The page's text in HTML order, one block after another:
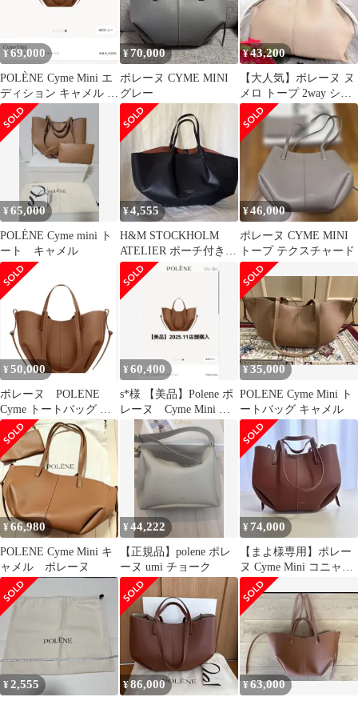
¥69,000
POLÈNE Cyme Mini エ
ディション キャメル テ
クスチャード
¥70,000
ポレーヌ CYME MINI
グレー
¥43,200
【大人気】ポレーヌ ヌ
メロ トープ 2way ショ
ルダーバッグ ハンドバ
ッグ
¥65,000
POLÈNE Cyme mini ト
ート キャメル
¥4,555
H&M STOCKHOLM
ATELIER ポーチ付きシ
ョッパー トートバッグ
¥46,000
ポレーヌ CYME MINI
トープ テクスチャード
¥ 50,000
ポレーヌ POLENE
Cyme トートバッグ ブ
ラウン
¥60,400
s*様 【美品】Polene ポ
レーヌ Cyme Mini キ
ャメル テクスチャ
¥35,000
POLENE Cyme Mini ト
ートバッグ キャメル
¥66,980
POLENE Cyme Mini キ
ャメル ポレーヌ
¥44,222
【正規品】polene ポレ
ーヌ umi チョーク
¥ 74,000
【まよ様専用】ポレー
ヌ Cyme Mini コニャッ
ク テクスチャード
¥2,555 ¥86,000 ¥63,000